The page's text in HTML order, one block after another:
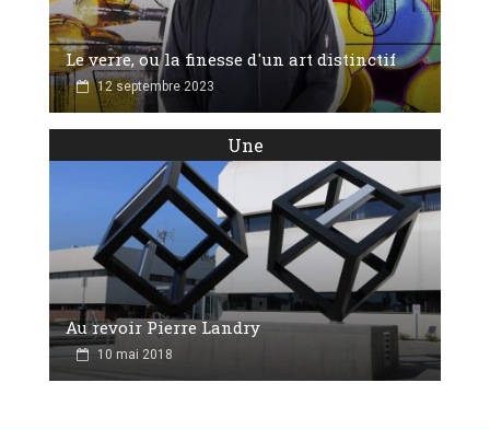
Le verre, ou la finesse d'un art distinctif
12 septembre 2023
Une
Au revoir Pierre Landry
10 mai 2018